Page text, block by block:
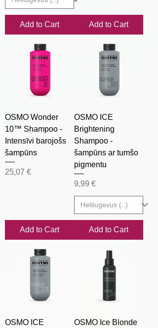
Add to Cart Add to Cart
OSMO Wonder
10™ Shampoo -
Intensīvi barojošs
šampūns
Price
25,07 €
Add to Cart
OSMO ICE
Brightening
Shampoo -
šampūns ar tumšo
pigmentu
Price
9,99 €
Add to Cart
OSMO ICE
OSMO Ice Blonde